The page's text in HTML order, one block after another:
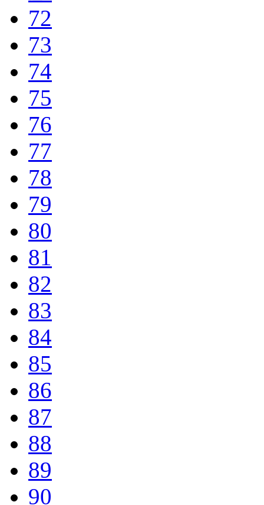
72
73
74
75
76
77
78
79
80
81
82
83
84
85
86
87
88
89
90